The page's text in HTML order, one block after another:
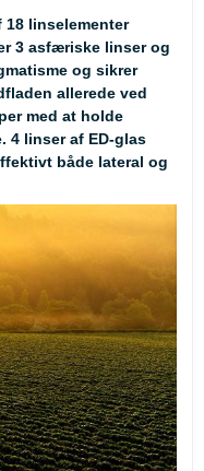
linselementer
3 asfæriske linser og
og sikrer
allerede ved
med at holde
4 linser af ED-glas
både lateral og